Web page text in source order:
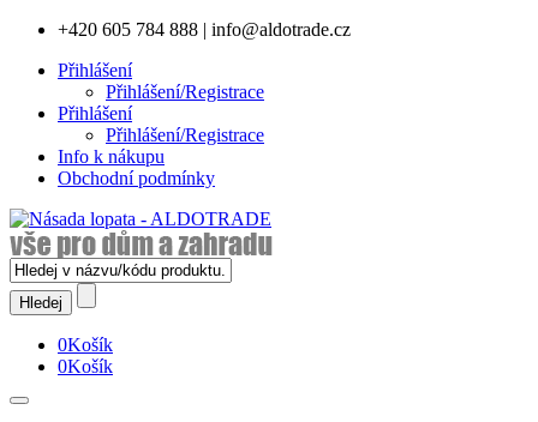
+420 605 784 888 | info@aldotrade.cz
Přihlášení
Přihlášení/Registrace
Přihlášení
Přihlášení/Registrace
Info k nákupu
Obchodní podmínky
0Košík
0Košík